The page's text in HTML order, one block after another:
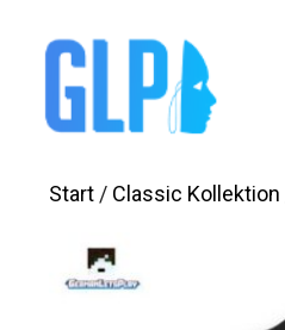
Inhalt
springen
Start / Classic Kollektion